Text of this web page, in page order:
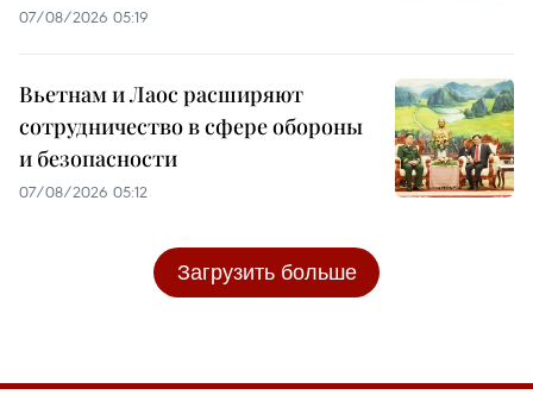
07/08/2026 05:19
Вьетнам и Лаос расширяют
сотрудничество в сфере обороны
и безопасности
07/08/2026 05:12
Загрузить больше